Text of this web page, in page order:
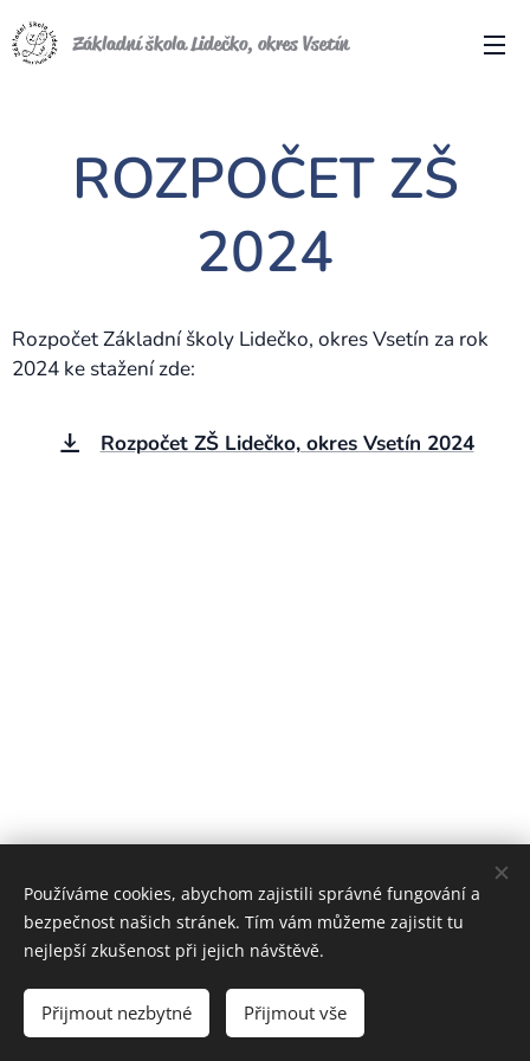
Základní škola Lidečko, okres Vsetín
ROZPOČET ZŠ
2024
Rozpočet Základní školy Lidečko, okres Vsetín za rok
2024 ke stažení zde:
Rozpočet ZŠ Lidečko, okres Vsetín 2024
Základní škola Lidečko, okres Vsetín
Cookies
Používáme cookies, abychom zajistili správné fungování a
bezpečnost našich stránek. Tím vám můžeme zajistit tu
nejlepší zkušenost při jejich návštěvě.
Přijmout nezbytné Přijmout vše